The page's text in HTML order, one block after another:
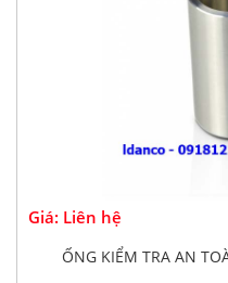
Giá: Liên hệ
ỐNG KIỂM TRA AN